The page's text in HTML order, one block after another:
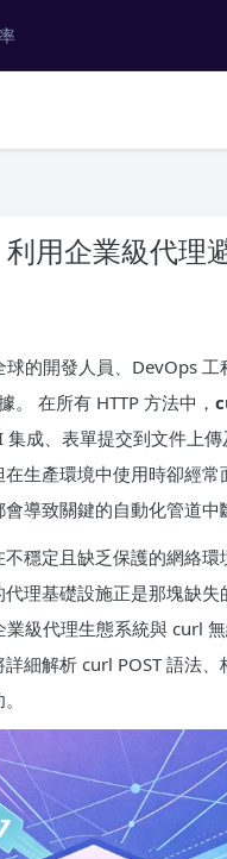
用企業級代理
的開發人員、DevOps
。 在所有 HTTP 方法中，
成、表單提交到文件上傳
生產環境中使用時卻經
導致關鍵的自動化管道中
穩定且缺乏保護的網絡
理基礎設施正是那塊缺
級代理生態系統與 curl
細解析 curl POST 語法